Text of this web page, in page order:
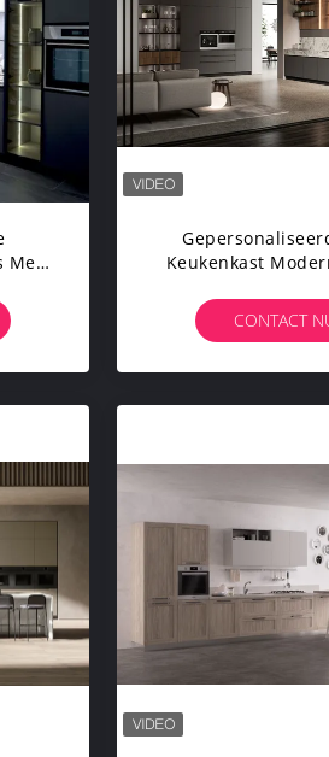
Met
Keukenkast
CONTACT